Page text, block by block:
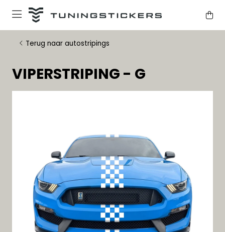
Terug naar autostripings
VIPERSTRIPING - G